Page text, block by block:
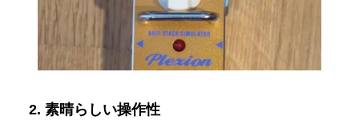
2. 素晴らしい操作性